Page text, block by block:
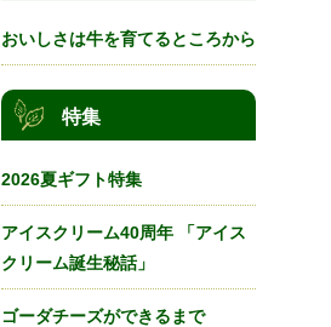
おいしさは牛を育てるところから
特集
2026夏ギフト特集
アイスクリーム40周年 「アイス
クリーム誕生秘話」
ゴーダチーズができるまで